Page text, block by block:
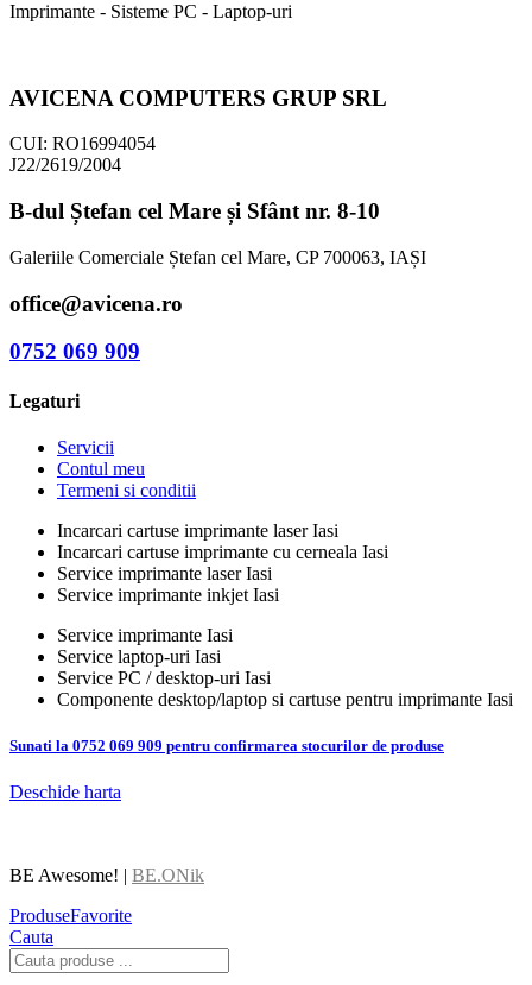
Imprimante - Sisteme PC - Laptop-uri
AVICENA COMPUTERS GRUP SRL
CUI: RO16994054
J22/2619/2004
B-dul Ștefan cel Mare și Sfânt nr. 8-10
Galeriile Comerciale Ștefan cel Mare, CP 700063, IAȘI
office@avicena.ro
0752 069 909
Legaturi
Servicii
Contul meu
Termeni si conditii
Incarcari cartuse imprimante laser Iasi
Incarcari cartuse imprimante cu cerneala Iasi
Service imprimante laser Iasi
Service imprimante inkjet Iasi
Service imprimante Iasi
Service laptop-uri Iasi
Service PC / desktop-uri Iasi
Componente desktop/laptop si cartuse pentru imprimante Iasi
Sunati la 0752 069 909 pentru confirmarea stocurilor de produse
Deschide harta
BE Awesome! | BE.ONik
ProduseFavorite
Cauta